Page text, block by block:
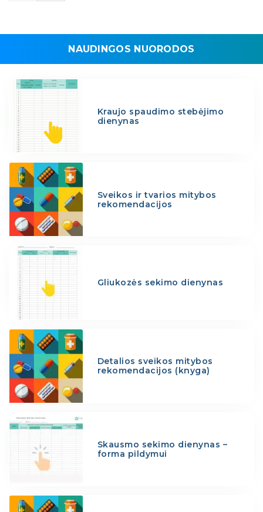
NAUDINGOS NUORODOS
Kraujo spaudimo stebėjimo
dienynas
Sveikos ir tvarios mitybos
rekomendacijos
Gliukozės sekimo dienynas
Detalios sveikos mitybos
rekomendacijos (knyga)
Skausmo sekimo dienynas –
forma pildymui